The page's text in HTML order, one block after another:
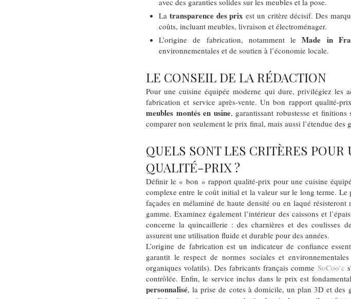
La transparence des prix est un critère décisif. Des
coûts, incluant meubles, livraison et électroménager.
L’origine de fabrication, notamment leMade in
environnementales et de soutien à l’économie locale.
LE CONSEIL DE LA RÉDACTION
Pour une cuisine équipée moderne qui dure, privilégiez les
fabrication et service après-vente. Un bon rapport qualité-
meubles montés en usine, garantissant robustesse et finitions
comparer non seulement le prix final, mais aussi l’étendue des
QUELS SONT LES CRITÈRES
QUALITÉ-PRIX ?
Définir le « bon » rapport qualité-prix pour une cuisine
complexe entre le coût initial et la valeur sur le long terme. Le
façades en mélaminé de haute densité ou en laqué
gamme. Examinez également l’intérieur des caissons et
concerne la quincaillerie : des charnières et des coulisses
assurent une utilisation fluide et durable pour des années.
L’origine de fabrication est un indicateur de confiance
garantit le respect de normes sociales et
organiques volatils). Des fabricants français comme SoCoo’c
contrôlée. Enfin, le service inclus dans le prix est
personnalisé, la prise de cotes à domicile, un plan 3D et des